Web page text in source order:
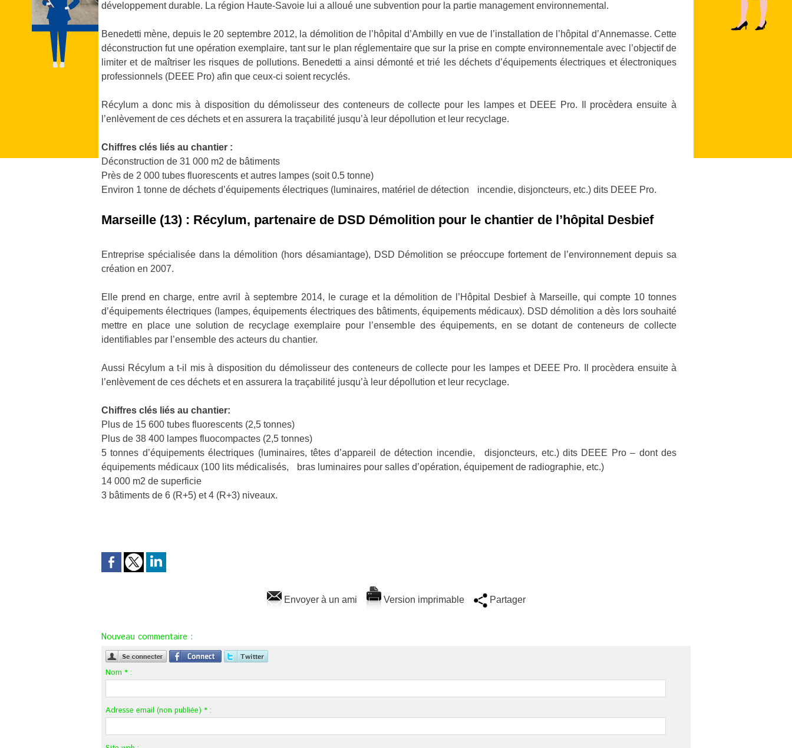
développement durable. La région Haute‐Savoie lui a alloué une subvention pour la partie management environnemental.
Benedetti mène, depuis le 20 septembre 2012, la démolition de l’hôpital d’Ambilly en vue de l’installation de l’hôpital d’Annemasse. Cette
déconstruction fut une opération exemplaire, tant sur le plan réglementaire que sur la prise en compte environnementale avec l’objectif de
limiter et de maîtriser les risques de pollutions. Benedetti a ainsi démonté et trié les déchets d’équipements électriques et électroniques
professionnels (DEEE Pro) afin que ceux-ci soient recyclés.
Récylum a donc mis à disposition du démolisseur des conteneurs de collecte pour les lampes et DEEE Pro. Il procèdera ensuite à
l’enlèvement de ces déchets et en assurera la traçabilité jusqu’à leur dépollution et leur recyclage.
Chiffres clés liés au chantier :
Déconstruction de 31 000 m2 de bâtiments
Près de 2 000 tubes fluorescents et autres lampes (soit 0.5 tonne)
Environ 1 tonne de déchets d’équipements électriques (luminaires, matériel de détection incendie, disjoncteurs, etc.) dits DEEE Pro.
Marseille (13) : Récylum, partenaire de DSD Démolition pour le chantier de l’hôpital Desbief
Entreprise spécialisée dans la démolition (hors désamiantage), DSD Démolition se préoccupe fortement de l’environnement depuis sa
création en 2007.
Elle prend en charge, entre avril à septembre 2014, le curage et la démolition de l’Hôpital Desbief à Marseille, qui compte 10 tonnes
d’équipements électriques (lampes, équipements électriques des bâtiments, équipements médicaux). DSD démolition a dès lors souhaité
mettre en place une solution de recyclage exemplaire pour l’ensemble des équipements, en se dotant de conteneurs de collecte
identifiables par l’ensemble des acteurs du chantier.
Aussi Récylum a t-il mis à disposition du démolisseur des conteneurs de collecte pour les lampes et DEEE Pro. Il procèdera ensuite à
l’enlèvement de ces déchets et en assurera la traçabilité jusqu’à leur dépollution et leur recyclage.
Chiffres clés liés au chantier:
Plus de 15 600 tubes fluorescents (2,5 tonnes)
Plus de 38 400 lampes fluocompactes (2,5 tonnes)
5 tonnes d’équipements électriques (luminaires, têtes d’appareil de détection incendie, disjoncteurs, etc.) dits DEEE Pro – dont des
équipements médicaux (100 lits médicalisés, bras luminaires pour salles d’opération, équipement de radiographie, etc.)
14 000 m2 de superficie
3 bâtiments de 6 (R+5) et 4 (R+3) niveaux.
Envoyer à un ami Version imprimable Partager
Nouveau commentaire :
Nom * :
Adresse email (non publiée) * :